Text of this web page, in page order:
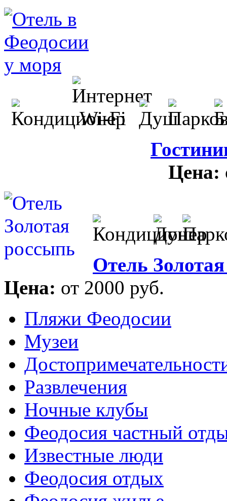
Цена:
Отель
Цена: от 2000 руб.
Пляжи Феодосии
Музеи
Развлечения
Ночные клубы
Феодосия частный
Известные люди
Феодосия отдых